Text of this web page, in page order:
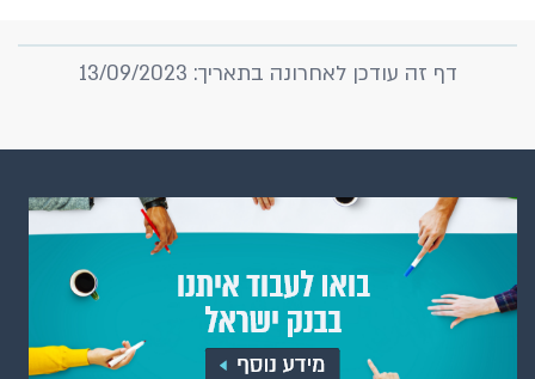
דף זה עודכן לאחרונה בתאריך: 13/09/2023